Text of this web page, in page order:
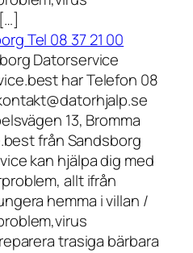
Tel 08 37 21 00
Datorservice
har Telefon 08
13, Bromma
från Sandsborg
kan hjälpa dig med
allt ifrån
hemma i villan /
trasiga bärbara